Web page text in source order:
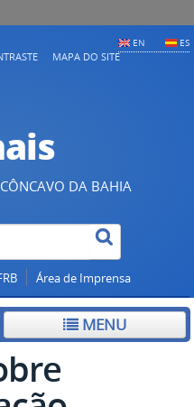
EN ES
MAPA DO SITE
DA BAHIA
Área de Imprensa
MENU